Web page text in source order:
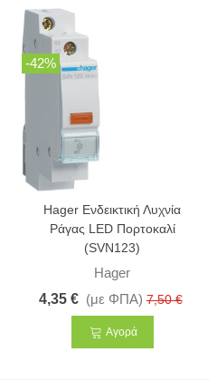
-42%
Hager Ενδεικτική Λυχνία
Ράγας LED Πορτοκαλί
(SVN123)
Hager
4,35 € (με ΦΠΑ) 7,50 €
Αγορά